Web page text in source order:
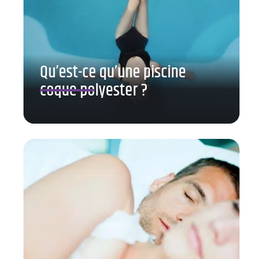
Qu’est-ce qu’une piscine
coque polyester ?